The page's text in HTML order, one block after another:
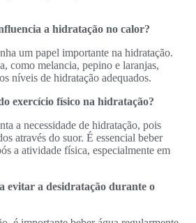
a hidratação no calor?
um papel importante na hidratação.
como melancia, pepino e laranjas,
níveis de hidratação adequados.
exercício físico na hidratação?
a necessidade de hidratação, pois
através do suor. É essencial beber
a atividade física, especialmente em
evitar a desidratação durante o